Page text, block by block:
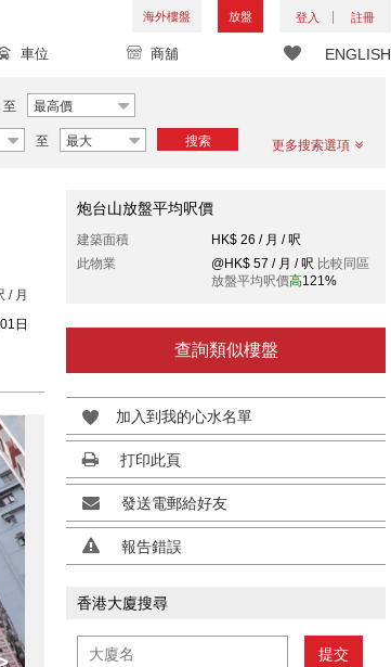
海外樓盤 放盤 登入 註冊
ENGLISH
車位 商舖
至 最高價
至 最大 搜索 更多搜索選項
/ 月
日
炮台山放盤平均呎價
建築面積
HK$ 26 / 月 / 呎
此物業
@HK$ 57 / 月 / 呎 比較同區
放盤平均呎價高121%
查詢類似樓盤
加入到我的心水名單
打印此頁
發送電郵給好友
報告錯誤
香港大廈搜尋
提交